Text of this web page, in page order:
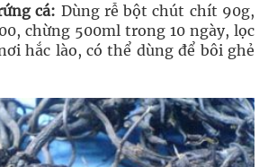
cá: Dùng rễ bột chút chít 90g,
chừng 500ml trong 10 ngày, lọc
hắc lào, có thể dùng để bôi ghẻ